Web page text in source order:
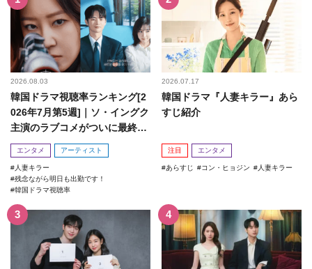
2026.08.03
韓国ドラマ視聴率ランキング[2
026年7月第5週]｜ソ・イングク
主演のラブコメがついに最終
回！
エンタメ アーティスト
人妻キラー
残念ながら明日も出勤です！
韓国ドラマ視聴率
2026.07.17
韓国ドラマ『人妻キラー』あら
すじ紹介
注目 エンタメ
あらすじ コン・ヒョジン 人妻キラー